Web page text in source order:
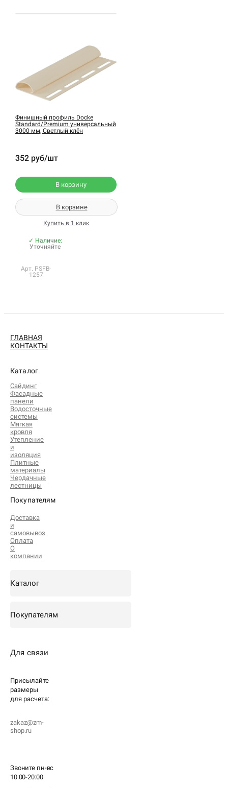
Финишный профиль Docke
Standard/Premium универсальный
3000 мм, Светлый клён
352 руб/шт
В корзину
В корзине
Купить в 1 клик
✓ Наличие:
Уточняйте
Арт. PSFB-
1257
ГЛАВНАЯ
КОНТАКТЫ
Каталог
Сайдинг
Фасадные
панели
Водосточные
системы
Мягкая
кровля
Утепление
и
изоляция
Плитные
материалы
Чердачные
лестницы
Покупателям
Доставка
и
самовывоз
Оплата
О
компании
Каталог
Покупателям
Для связи
Присылайте
размеры
для расчета:
zakaz@zm-
shop.ru
Звоните пн-вс
10:00-20:00